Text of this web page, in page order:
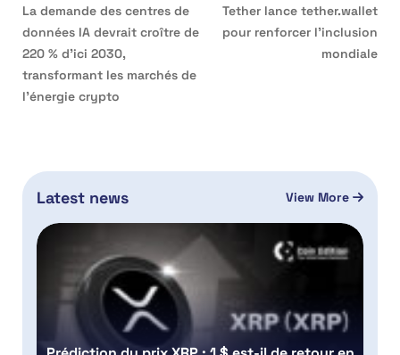
La demande des centres de
données IA devrait croître de
220 % d’ici 2030,
transformant les marchés de
l’énergie crypto
Tether lance tether.wallet
pour renforcer l’inclusion
mondiale
Latest news View More